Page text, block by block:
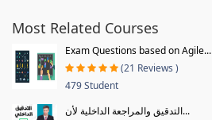
Most Related Courses
Exam Questions based on Agile...
(21 Reviews )
479 Student
التدقيق والمراجعة الداخلية لأن...